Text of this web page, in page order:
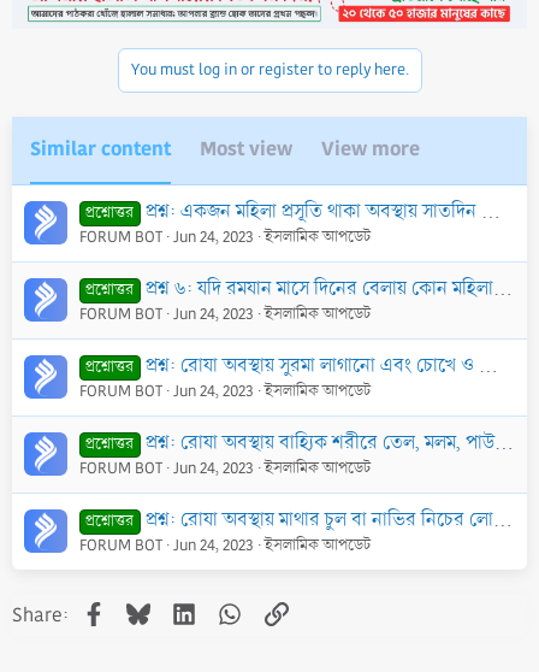
You must log in or register to reply here.
Similar content Most view View more
প্রশ্নোত্তর প্রশ্ন: একজন মহিলা প্রসূতি থাকা অবস্থায় সাতদিন রোযা ভেঙ্গেছে এবং স্তন্যদানকারিণী থাকা অবস্থায় পরবর্তী রমযানের সাতদিন অতিবাহিত হয়ে গেছে-তথাপিও অসুস্থতা
FORUM BOT Jun 24, 2023 ইসলামিক আপডেট
প্রশ্নোত্তর প্রশ্ন ৬: যদি রমযান মাসে দিনের বেলায় কোন মহিলার সামান্য রক্তের ফোটা পড়ে এবং সারা রমযান এই রক্ত চালু থাকা অবস্থায় সে রোযা রাখে, তাহলে কি তার রোযা শুদ্ধ
FORUM BOT Jun 24, 2023 ইসলামিক আপডেট
প্রশ্নোত্তর প্রশ্ন: রোযা অবস্থায় সুরমা লাগানো এবং চোখে ও কানে ঔষধ ব্যবহার করা বৈধ কি?
FORUM BOT Jun 24, 2023 ইসলামিক আপডেট
প্রশ্নোত্তর প্রশ্ন: রোযা অবস্থায় বাহ্যিক শরীরে তেল, মলম, পাউডার বা ক্রিম ব্যবহার করা বৈধ কি?
FORUM BOT Jun 24, 2023 ইসলামিক আপডেট
প্রশ্নোত্তর প্রশ্ন: রোযা অবস্থায় মাথার চুল বা নাভির নিচের লোম চাঁছা কি বৈধ?
FORUM BOT Jun 24, 2023 ইসলামিক আপডেট
Share: Facebook
BlueskyLinkedInWhatsApp
Link